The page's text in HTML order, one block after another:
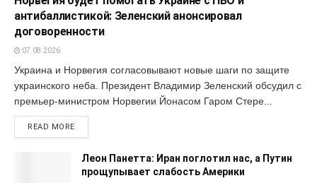
антибаллистикой: Зеленский анонсировал
договоренности
07.08.2026
Украина и Норвегия согласовывают новые шаги по защите
украинского неба. Президент Владимир Зеленский обсудил с
премьер-министром Норвегии Йонасом Гаром Стере...
READ MORE
Леон Панетта: Иран поглотил нас, а Путин
прощупывает слабость Америки